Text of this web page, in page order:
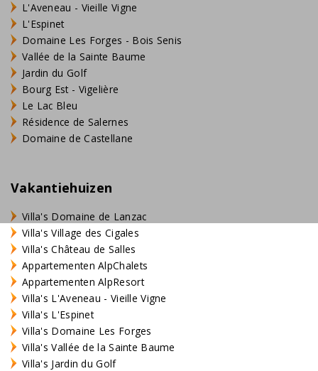
L'Aveneau - Vieille Vigne
L'Espinet
Domaine Les Forges - Bois Senis
Vallée de la Sainte Baume
Jardin du Golf
Bourg Est - Vigelière
Le Lac Bleu
Résidence de Salernes
Domaine de Castellane
Vakantiehuizen
Villa's Domaine de Lanzac
Villa's Village des Cigales
Villa's Château de Salles
Appartementen AlpChalets
Appartementen AlpResort
Villa's L'Aveneau - Vieille Vigne
Villa's L'Espinet
Villa's Domaine Les Forges
Villa's Vallée de la Sainte Baume
Villa's Jardin du Golf